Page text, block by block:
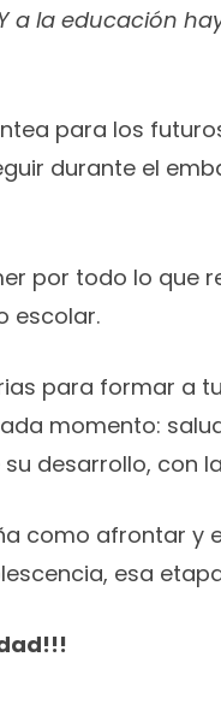
a la educación
para los
durante el
por todo lo que
escolar.
para formar a
momento:
desarrollo, con
como
esa